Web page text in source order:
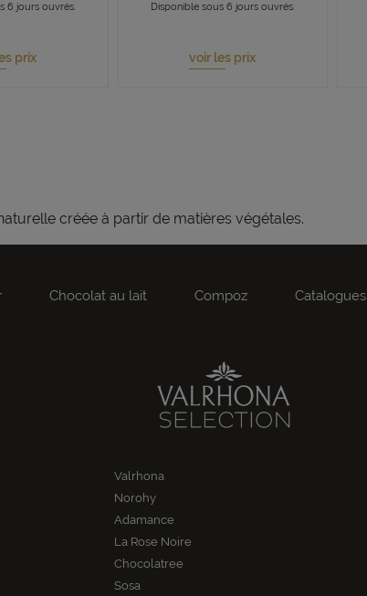
6 jours ouvrés.
prix
Disponible sous 6 jours ouvrés.
voir les prix
créée à partir de matières végétales.
Chocolat au lait Compoz Catalogues
Valrhona
Norohy
Adamance
La Rose Noire
Chocolatree
Sosa